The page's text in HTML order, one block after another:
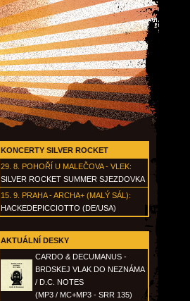
KONCERTY SILVER ROCKET
29. 8. POHOŘÍ U MALEČOVA - VLEK:
SILVER ROCKET SUMMER SJEZDOVKA
15. 9. PRAHA - ARCHA+ (MALÝ SÁL):
HACKEDEPICCIOTTO (DE/USA)
AKTUÁLNÍ DESKY
CARDO & DECUMANUS -
BRDSKEJ VLAK DO NEZNÁMA
/ D.C. NOTES
(MP3 / MC+MP3 - SRR 135)